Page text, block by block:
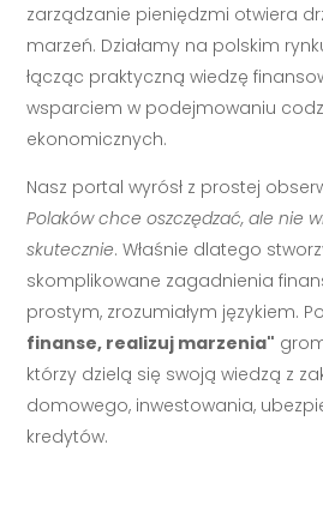
zarządzanie pieniędzmi otwiera
marzeń. Działamy na polskim
łącząc praktyczną wiedzę
wsparciem w podejmowaniu
ekonomicznych.
Nasz portal wyrósł z prostej
Polaków chce oszczędzać, ale nie
skutecznie. Właśnie dlatego
skomplikowane zagadnienia
prostym, zrozumiałym językiem.
finanse, realizuj marzenia"
którzy dzielą się swoją wiedzą z
domowego, inwestowania,
kredytów.